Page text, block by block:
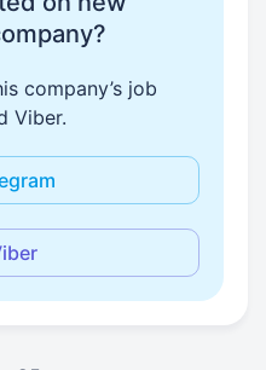
company’s job
Viber.